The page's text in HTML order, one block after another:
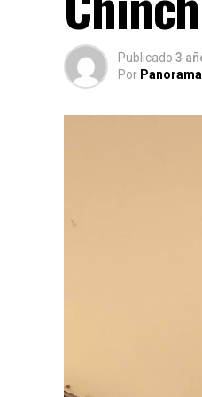
Publicado 3
Por